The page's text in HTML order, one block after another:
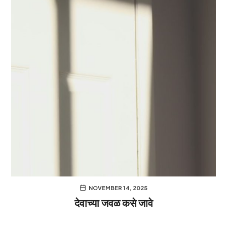
NOVEMBER 14, 2025
देवाच्या जवळ कसे जावे